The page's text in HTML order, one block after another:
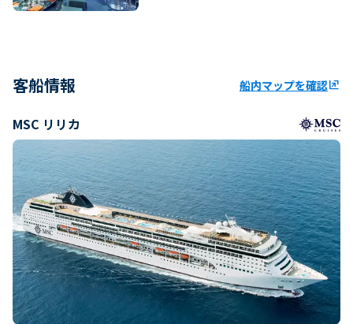
客船情報 船内マップを確認ungroup
MSC リリカ